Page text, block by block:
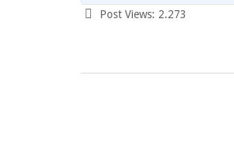
Post Views: 2.273